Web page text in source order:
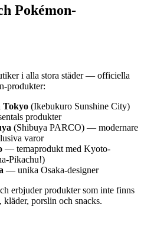
Pokémon-
i alla stora städer — officiella
produkter:
Tokyo (Ikebukuro Sunshine City)
produkter
(Shibuya PARCO) — modernare
varor
— temaprodukt med Kyoto-
Pikachu!)
— unika Osaka-designer
erbjuder produkter som inte finns
porslin och snacks.